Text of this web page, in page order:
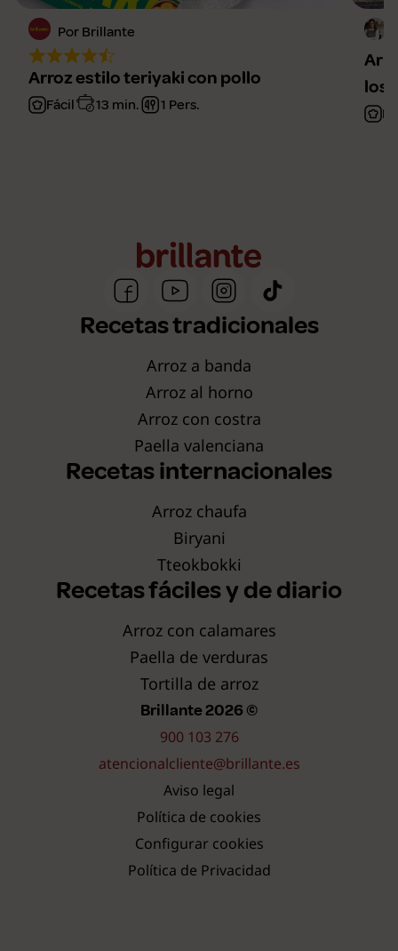
Por Brillante
Arroz estilo teriyaki con pollo
Fácil 13 min. 1 Pers.
los
Recetas tradicionales
Arroz a banda
Arroz al horno
Arroz con costra
Paella valenciana
Recetas internacionales
Arroz chaufa
Biryani
Tteokbokki
Recetas fáciles y de diario
Arroz con calamares
Paella de verduras
Tortilla de arroz
Brillante 2026 ©
900 103 276
atencionalcliente@brillante.es
Aviso legal
Política de cookies
Configurar cookies
Política de Privacidad